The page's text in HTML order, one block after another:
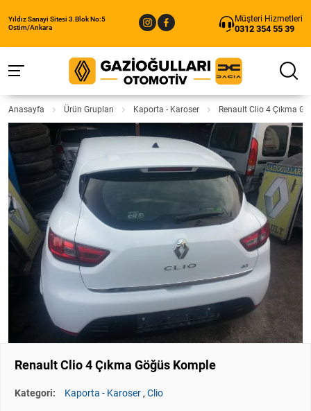
Yıldız Sanayi Sitesi 3.Blok No:5
Ostim/Ankara
Müşteri Hizmetleri
0312 354 55 39
Anasayfa Ürün Grupları Kaporta - Karoser Renault Clio 4 Çıkma
Renault Clio 4 Çıkma Göğüs Komple
Kategori: Kaporta - Karoser,Clio